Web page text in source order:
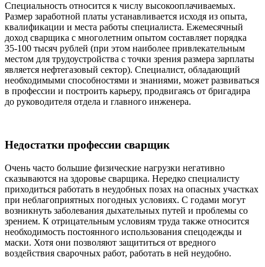
Специальность относится к числу высокооплачиваемых.
Размер заработной платы устанавливается исходя из опыта,
квалификации и места работы специалиста. Ежемесячный
доход сварщика с многолетним опытом составляет порядка
35-100 тысяч рублей (при этом наиболее привлекательным
местом для трудоустройства с точки зрения размера зарплаты
является нефтегазовый сектор). Специалист, обладающий
необходимыми способностями и знаниями, может развиваться
в профессии и построить карьеру, продвигаясь от бригадира
до руководителя отдела и главного инженера.
Недостатки профессии сварщик
Очень часто большие физические нагрузки негативно
сказываются на здоровье сварщика. Нередко специалисту
приходиться работать в неудобных позах на опасных участках
при неблагоприятных погодных условиях. С годами могут
возникнуть заболевания дыхательных путей и проблемы со
зрением. К отрицательным условиям труда также относится
необходимость постоянного использования спецодежды и
маски. Хотя они позволяют защититься от вредного
воздействия сварочных работ, работать в ней неудобно.